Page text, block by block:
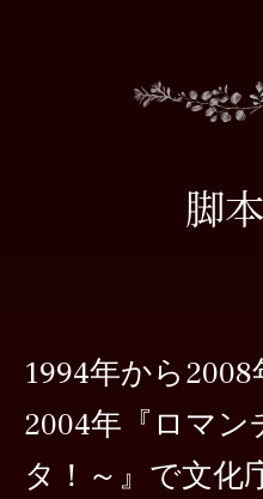
脚
1994年から
2004年『ロマン
タ！～』で文化